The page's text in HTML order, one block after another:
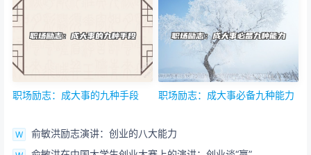
职场励志：成大事的九种手段 职场励志：成大事必备九种能力
俞敏洪励志演讲：创业的八大能力